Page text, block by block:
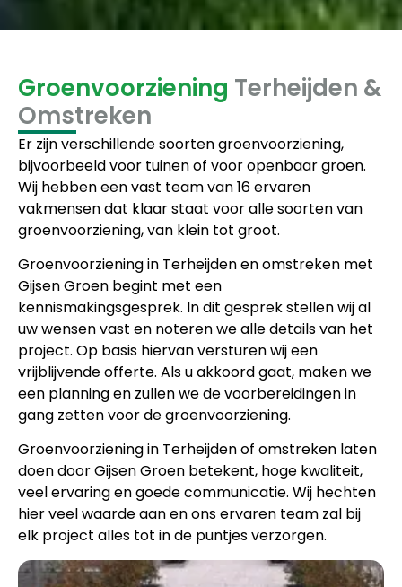
Groenvoorziening Terheijden &
Omstreken
Er zijn verschillende soorten groenvoorziening,
bijvoorbeeld voor tuinen of voor openbaar groen.
Wij hebben een vast team van 16 ervaren
vakmensen dat klaar staat voor alle soorten van
groenvoorziening, van klein tot groot.
Groenvoorziening in Terheijden en omstreken met
Gijsen Groen begint met een
kennismakingsgesprek. In dit gesprek stellen wij al
uw wensen vast en noteren we alle details van het
project. Op basis hiervan versturen wij een
vrijblijvende offerte. Als u akkoord gaat, maken we
een planning en zullen we de voorbereidingen in
gang zetten voor de groenvoorziening.
Groenvoorziening in Terheijden of omstreken laten
doen door Gijsen Groen betekent, hoge kwaliteit,
veel ervaring en goede communicatie. Wij hechten
hier veel waarde aan en ons ervaren team zal bij
elk project alles tot in de puntjes verzorgen.